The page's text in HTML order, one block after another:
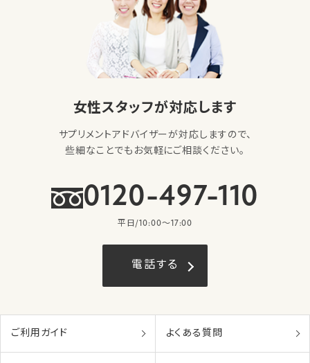
女性スタッフが対応します
サプリメントアドバイザーが対応しますので、
些細なことでもお気軽にご相談ください。
0120-497-110
平日/10:00〜17:00
電話する
ご利用ガイド よくある質問